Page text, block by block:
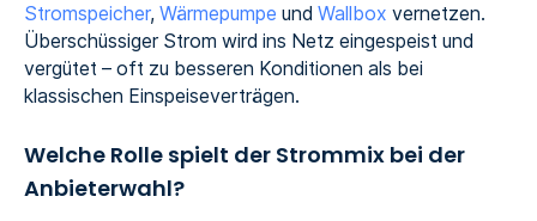
Stromspeicher, Wärmepumpe und Wallbox vernetzen.
Überschüssiger Strom wird ins Netz eingespeist und
vergütet – oft zu besseren Konditionen als bei
klassischen Einspeiseverträgen.
Welche Rolle spielt der Strommix bei der
Anbieterwahl?